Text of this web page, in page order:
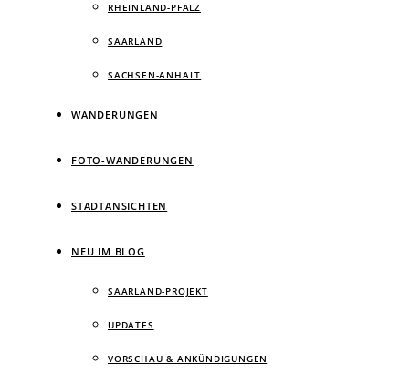
RHEINLAND-PFALZ
SAARLAND
SACHSEN-ANHALT
WANDERUNGEN
FOTO-WANDERUNGEN
STADTANSICHTEN
NEU IM BLOG
SAARLAND-PROJEKT
UPDATES
VORSCHAU & ANKÜNDIGUNGEN